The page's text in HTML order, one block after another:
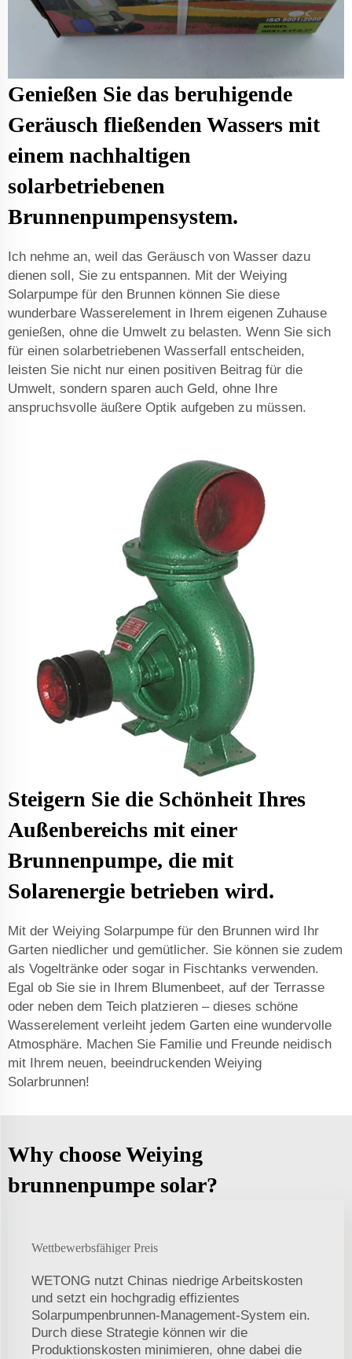
Genießen Sie das beruhigende
Geräusch fließenden Wassers mit
einem nachhaltigen
solarbetriebenen
Brunnenpumpensystem.
Ich nehme an, weil das Geräusch von Wasser dazu
dienen soll, Sie zu entspannen. Mit der Weiying
Solarpumpe für den Brunnen können Sie diese
wunderbare Wasserelement in Ihrem eigenen Zuhause
genießen, ohne die Umwelt zu belasten. Wenn Sie sich
für einen solarbetriebenen Wasserfall entscheiden,
leisten Sie nicht nur einen positiven Beitrag für die
Umwelt, sondern sparen auch Geld, ohne Ihre
anspruchsvolle äußere Optik aufgeben zu müssen.
Steigern Sie die Schönheit Ihres
Außenbereichs mit einer
Brunnenpumpe, die mit
Solarenergie betrieben wird.
Mit der Weiying Solarpumpe für den Brunnen wird Ihr
Garten niedlicher und gemütlicher. Sie können sie zudem
als Vogeltränke oder sogar in Fischtanks verwenden.
Egal ob Sie sie in Ihrem Blumenbeet, auf der Terrasse
oder neben dem Teich platzieren – dieses schöne
Wasserelement verleiht jedem Garten eine wundervolle
Atmosphäre. Machen Sie Familie und Freunde neidisch
mit Ihrem neuen, beeindruckenden Weiying
Solarbrunnen!
Why choose Weiying
brunnenpumpe solar?
Wettbewerbsfähiger Preis
WETONG nutzt Chinas niedrige Arbeitskosten
und setzt ein hochgradig effizientes
Solarpumpenbrunnen-Management-System ein.
Durch diese Strategie können wir die
Produktionskosten minimieren, ohne dabei die